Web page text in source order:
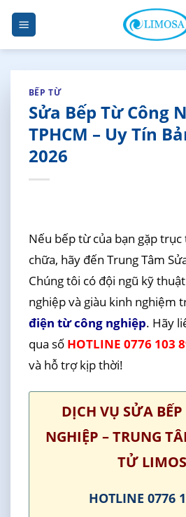
Skip
content
BẾP TỪ
Sửa Bếp Từ Công
TPHCM – Uy Tín
2026
Nếu bếp từ của bạn gặp trục
chữa, hãy đến Trung Tâm
Chúng tôi có đội ngũ kỹ
nghiệp và giàu kinh nghiệm
điện từ công nghiệp. Hãy
qua số HOTLINE 0776 103
và hỗ trợ kịp thời!
DỊCH VỤ SỬA
NGHIỆP – TRUNG
TỬ
HOTLINE 0776